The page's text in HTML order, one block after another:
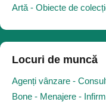
Artă - Obiecte de
Locuri de muncă
Agenți vânzare -
Bone - Menajere -